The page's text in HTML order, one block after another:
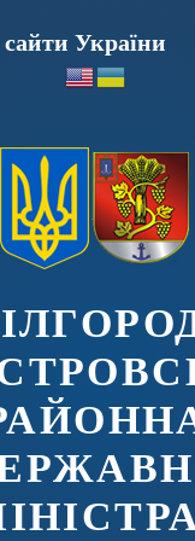
України